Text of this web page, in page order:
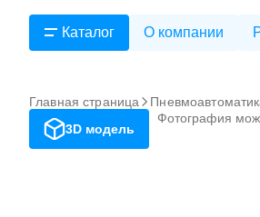
Каталог О компании
Главная страница
3D модель
Фотография